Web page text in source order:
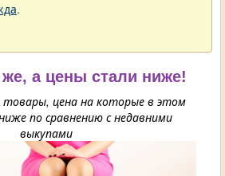
.
а цены стали ниже!
цена на которые в этом
по сравнению с недавними
выкупами